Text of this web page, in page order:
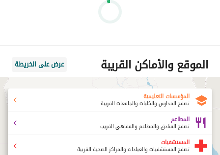
الموقع والأماكن القريبة عرض على الخريطة
المؤسسات التعليمية
تصفح المدارس والكليات والجامعات القريبة
المطاعم
تصفح الفنادق والمطاعم والمقاهي القريب
المستشفيات
تصفح المستشفيات والعيادات والمراكز الصحية القريبة